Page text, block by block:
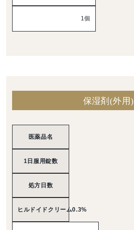
1個
保湿剤(外用)
医薬品名
1日服用錠数
処方日数
ヒルドイドクリーム0.3%